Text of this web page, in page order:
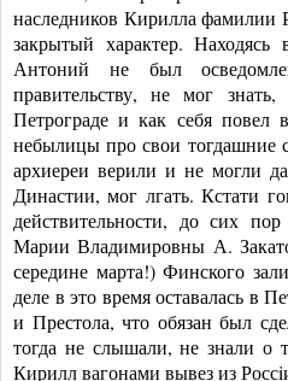
наследников Кирилла
закрытый характер.
Антоний не был
правительству, не мог
Петрограде и как себя повел
небылицы про свои тогдашние
архиереи верили и не могли
Династии, мог лгать. Кстати
действительности, до сих пор
Марии Владимировны А.
середине марта!) Финского
деле в это время оставалась в
и Престола, что обязан был
тогда не слышали, не знали о
Кирилл вагонами вывез из